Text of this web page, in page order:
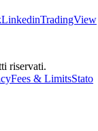
LinkedinTradingView
riservati.
Fees & LimitsStato